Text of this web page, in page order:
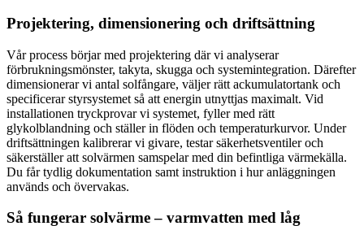
Projektering, dimensionering och driftsättning
Vår process börjar med projektering där vi analyserar
förbrukningsmönster, takyta, skugga och systemintegration. Därefter
dimensionerar vi antal solfångare, väljer rätt ackumulatortank och
specificerar styrsystemet så att energin utnyttjas maximalt. Vid
installationen tryckprovar vi systemet, fyller med rätt
glykolblandning och ställer in flöden och temperaturkurvor. Under
driftsättningen kalibrerar vi givare, testar säkerhetsventiler och
säkerställer att solvärmen samspelar med din befintliga värmekälla.
Du får tydlig dokumentation samt instruktion i hur anläggningen
används och övervakas.
Så fungerar solvärme – varmvatten med låg